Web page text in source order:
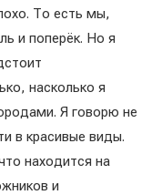
То есть мы,
и поперёк. Но я
насколько я
Я говорю не
в красивые виды.
находится на
и